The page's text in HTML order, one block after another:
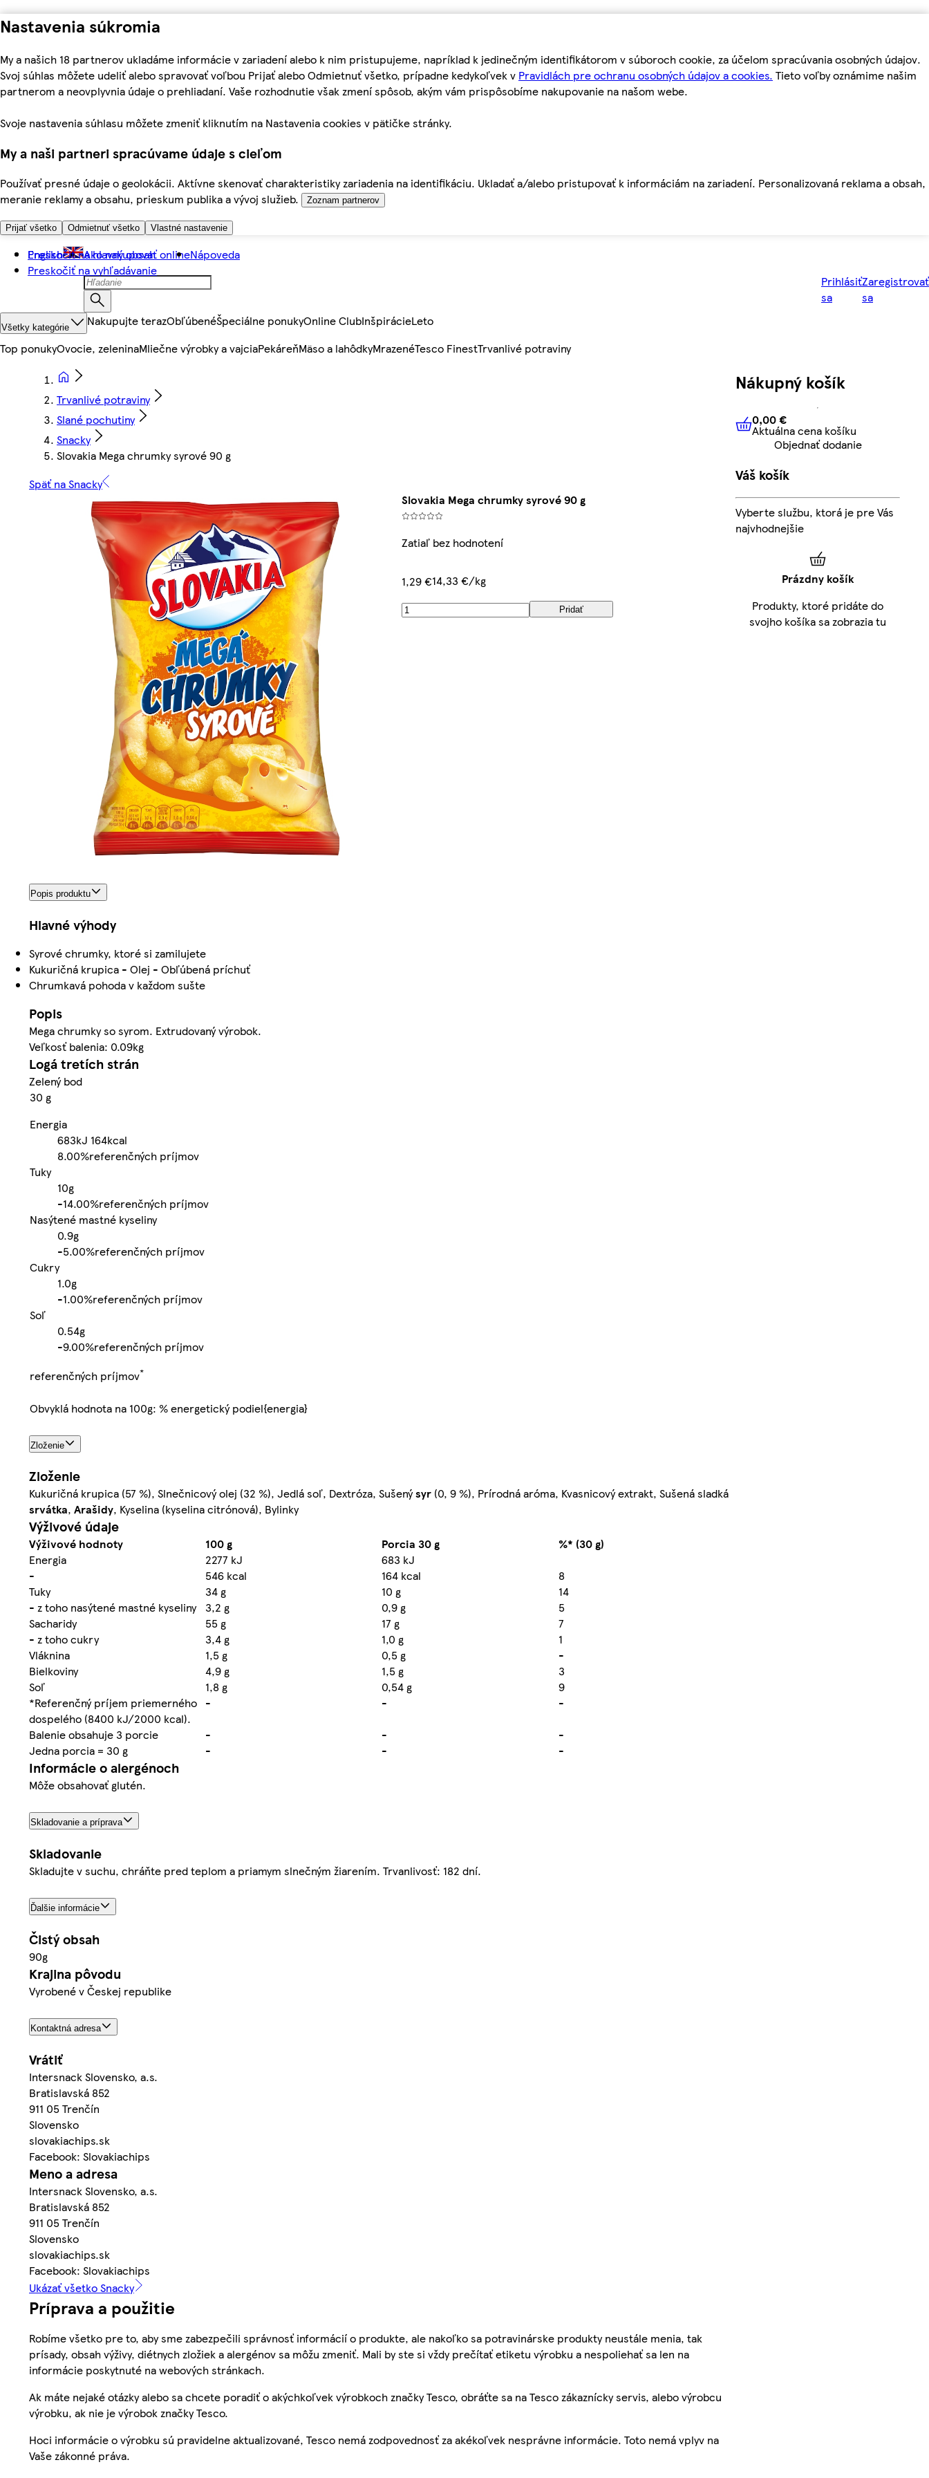
Nastavenia súkromia
My a našich 18 partnerov ukladáme informácie v zariadení alebo k nim pristupujeme, napríklad k jedinečným identifikátorom v súboroch cookie, za účelom spracúvania osobných údajov.
Svoj súhlas môžete udeliť alebo spravovať voľbou Prijať alebo Odmietnuť všetko, prípadne kedykoľvek v Pravidlách pre ochranu osobných údajov a cookies. Tieto voľby oznámime našim
partnerom a neovplyvnia údaje o prehliadaní. Vaše rozhodnutie však zmení spôsob, akým vám prispôsobíme nakupovanie na našom webe.
Svoje nastavenia súhlasu môžete zmeniť kliknutím na Nastavenia cookies v pätičke stránky.
My a naši partneri spracúvame údaje s cieľom
Používať presné údaje o geolokácii. Aktívne skenovať charakteristiky zariadenia na identifikáciu. Ukladať a/alebo pristupovať k informáciám na zariadení. Personalizovaná reklama a obsah,
meranie reklamy a obsahu, prieskum publika a vývoj služieb.
Zoznam partnerov
Prijať všetko Odmietnuť všetko Vlastné nastavenie
Preskočiť na hlavný obsah
Preskočiť na vyhľadávanie
English Ako nakupovať onlineNápoveda
Prihlásiť
sa
Zaregistrovať
sa
Všetky kategórie Nakupujte terazObľúbenéŠpeciálne ponukyOnline ClubInšpirácieLeto
Top ponukyOvocie, zeleninaMliečne výrobky a vajciaPekáreňMäso a lahôdkyMrazenéTesco FinestTrvanlivé potraviny
Trvanlivé potraviny
Slané pochutiny
Snacky
Slovakia Mega chrumky syrové 90 g
Späť na Snacky
Slovakia Mega chrumky syrové 90 g
Zatiaľ bez hodnotení
1,29 €14,33 €/kg
Pridať
Popis produktu
Hlavné výhody
Syrové chrumky, ktoré si zamilujete
Kukuričná krupica - Olej - Obľúbená príchuť
Chrumkavá pohoda v každom sušte
Popis
Mega chrumky so syrom. Extrudovaný výrobok.
Veľkosť balenia: 0.09kg
Logá tretích strán
Zelený bod
30 g
Energia
683kJ 164kcal
8.00%referenčných príjmov
Tuky
10g
-14.00%referenčných príjmov
Nasýtené mastné kyseliny
0.9g
-5.00%referenčných príjmov
Cukry
1.0g
-1.00%referenčných príjmov
Soľ
0.54g
-9.00%referenčných príjmov
referenčných príjmov*
Obvyklá hodnota na 100g: % energetický podiel{energia}
Zloženie
Zloženie
Kukuričná krupica (57 %), Slnečnicový olej (32 %), Jedlá soľ, Dextróza, Sušenýsyr (0, 9 %), Prírodná aróma, Kvasnicový extrakt, Sušená sladká
srvátka, Arašidy, Kyselina (kyselina citrónová), Bylinky
Výživové údaje
Výživové hodnoty 100 g Porcia 30 g
%* (30 g)
Energia
2277 kJ
683 kJ
-
546 kcal 164 kcal
8
Tuky
34 g 10 g
14
- z toho nasýtené mastné kyseliny
3,2 g 0,9 g
5
Sacharidy
55 g 17 g
7
- z toho cukry
3,4 g 1,0 g
1
Vláknina
1,5 g 0,5 g
-
Bielkoviny
4,9 g 1,5 g
3
Soľ
1,8 g 0,54 g
9
*Referenčný príjem priemerného
dospelého (8400 kJ/2000 kcal).
- -
-
Balenie obsahuje 3 porcie
- -
-
Jedna porcia = 30 g
- - -
Informácie o alergénoch
Môže obsahovať glutén.
Skladovanie a príprava
Skladovanie
Skladujte v suchu, chráňte pred teplom a priamym slnečným žiarením. Trvanlivosť: 182 dní.
Ďalšie informácie
Čistý obsah
90g
Krajina pôvodu
Vyrobené v Českej republike
Kontaktná adresa
Vrátiť
Intersnack Slovensko, a.s.
Bratislavská 852
911 05 Trenčín
Slovensko
slovakiachips.sk
Facebook: Slovakiachips
Meno a adresa
Intersnack Slovensko, a.s.
Bratislavská 852
911 05 Trenčín
Slovensko
slovakiachips.sk
Facebook: Slovakiachips
Ukázať všetko Snacky
Príprava a použitie
Robíme všetko pre to, aby sme zabezpečili správnosť informácií o produkte, ale nakoľko sa potravinárske produkty neustále menia, tak
prísady, obsah výživy, diétnych zložiek a alergénov sa môžu zmeniť. Mali by ste si vždy prečítať etiketu výrobku a nespoliehať sa len na
informácie poskytnuté na webových stránkach.
Ak máte nejaké otázky alebo sa chcete poradiť o akýchkoľvek výrobkoch značky Tesco, obráťte sa na Tesco zákaznícky servis, alebo výrobcu
výrobku, ak nie je výrobok značky Tesco.
Hoci informácie o výrobku sú pravidelne aktualizované, Tesco nemá zodpovednosť za akékoľvek nesprávne informácie. Toto nemá vplyv na
Vaše zákonné práva.
Nákupný košík
0,00 € Aktuálna cena košíku
0,00 €
Aktuálna cena košíku
Objednať dodanie
Váš košík
Vyberte službu, ktorá je pre Vás
najvhodnejšie
Prázdny košík
Produkty, ktoré pridáte do
svojho košíka sa zobrazia tu